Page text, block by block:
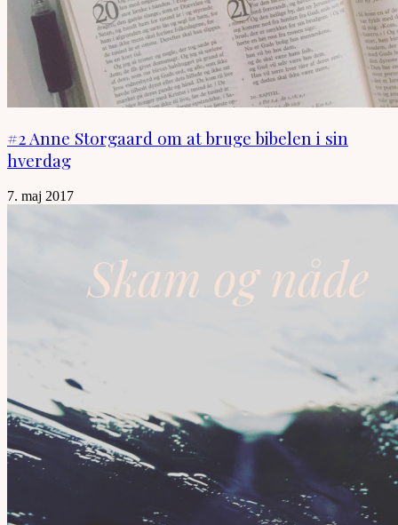
#2 Anne Storgaard om at bruge bibelen i sin
hverdag
7. maj 2017